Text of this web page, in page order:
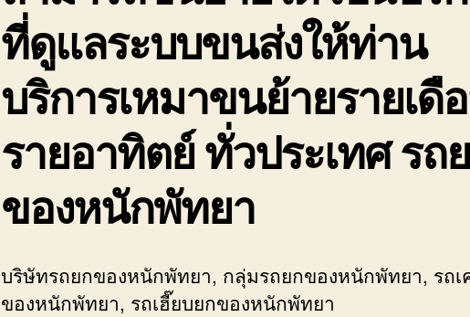
ที่ดูแลระบบขนส่งให้ท่าน
บริการเหมาขนย้ายรายเดื
รายอาทิตย์ ทั่วประเทศ รถ
ของหนักพัทยา
บริษัทรถยกของหนักพัทยา, กลุ่มรถยกของหนักพัทยา, รถเ
ของหนักพัทยา, รถเฮี๊ยบยกของหนักพัทยา